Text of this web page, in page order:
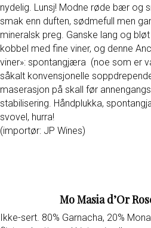
nydelig. Lunsj! Modne røde bær og
smak enn duften, sødmefull men
mineralsk preg. Ganske lang og
kobbel med fine viner, og denne
viner»: spontangjæra (noe som er
såkalt konvensjonelle
maserasjon på skall før
stabilisering. Håndplukka,
svovel, hurra!
(importør: JP Wines)
Mo Masia d’Or
Ikke-sert. 80% Garnacha, 20%